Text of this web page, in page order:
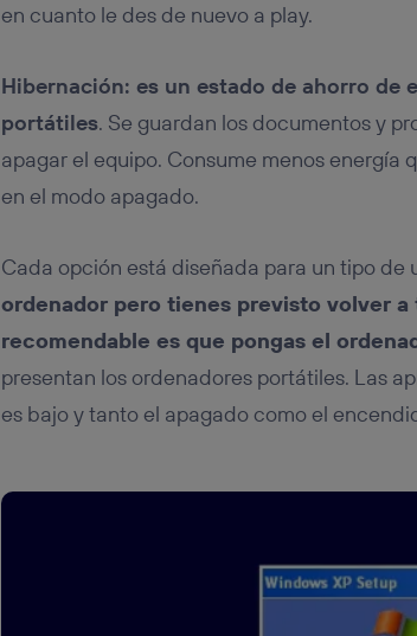
en cuanto le des de nuevo a play.
Hibernación: es un estado de ahorro de
portátiles. Se guardan los documentos y
apagar el equipo. Consume menos energía
en el modo apagado.
Cada opción está diseñada para un tipo de
ordenador pero tienes previsto volver a
recomendable es que pongas el
presentan los ordenadores portátiles. Las
es bajo y tanto el apagado como el